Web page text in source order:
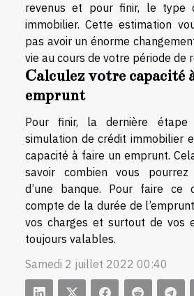
revenus et pour finir, le type
immobilier. Cette estimation
pas avoir un énorme
vie au cours de votre période de
Calculez votre capacité
emprunt
Pour finir, la dernière
simulation de crédit immobilier
capacité à faire un emprunt.
savoir combien vous
d’une banque. Pour faire
compte de la durée de
vos charges et surtout de vos
toujours valables.
Samedi 2 juillet 2022 00:40